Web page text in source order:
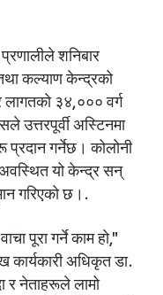
शनिबार
कल्याण केन्द्रको
३४,००० वर्ग
उत्तरपूर्वी अस्टिनमा
प्रदान गर्नेछ। कोलोनी
यो केन्द्र सन्
गरिएको छ।.
पूरा गर्ने काम हो,"
अधिकृत डा.
र नेताहरूले लामो